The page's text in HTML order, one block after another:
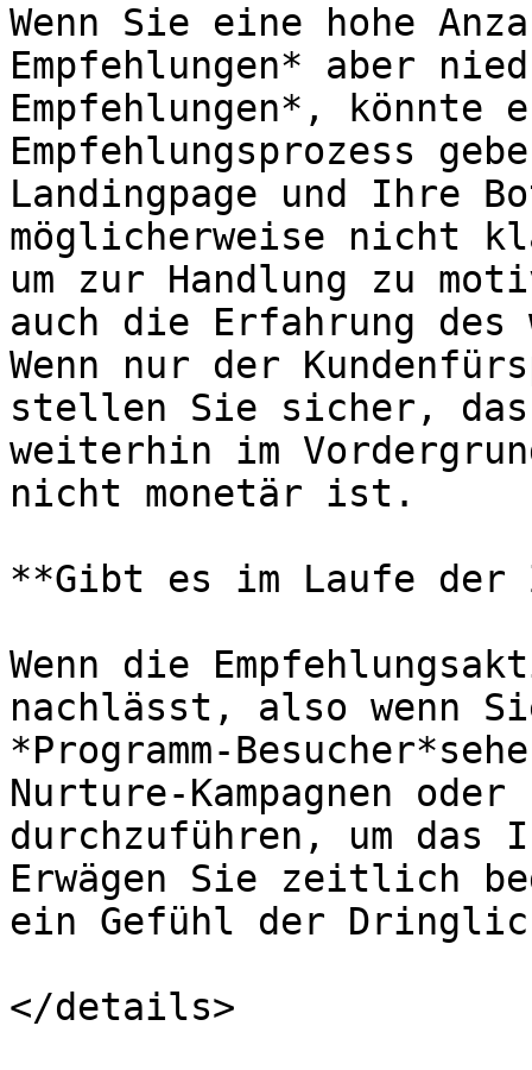
Wenn Sie eine hohe
Empfehlungen* aber
Empfehlungen*, könnte
Empfehlungsprozess
Landingpage und Ihre
möglicherweise nicht
um zur Handlung zu
auch die Erfahrung des
Wenn nur der
stellen Sie sicher,
weiterhin im
nicht monetär ist.
**Gibt es im Laufe der
Wenn die
nachlässt, also wenn
*Programm-
Nurture-Kampagnen
durchzuführen, um das
Erwägen Sie zeitlich
ein Gefühl der
</details>